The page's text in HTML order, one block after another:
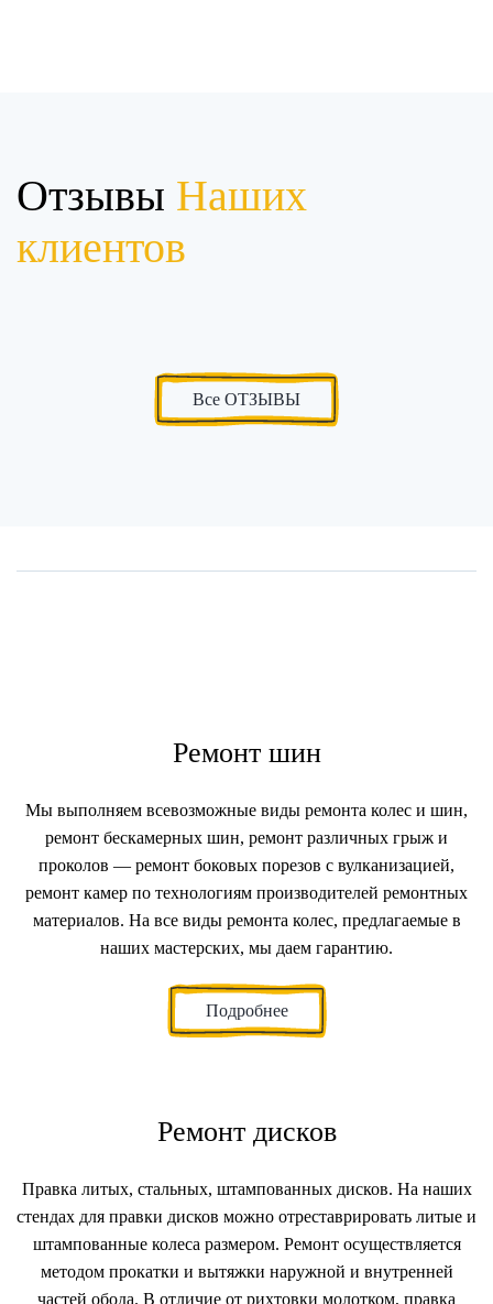
Отзывы Наших
клиентов
Все ОТЗЫВЫ
Ремонт шин
Мы выполняем всевозможные виды ремонта колес и шин,
ремонт бескамерных шин, ремонт различных грыж и
проколов — ремонт боковых порезов с вулканизацией,
ремонт камер по технологиям производителей ремонтных
материалов. На все виды ремонта колес, предлагаемые в
наших мастерских, мы даем гарантию.
Подробнее
Ремонт дисков
Правка литых, стальных, штампованных дисков. На наших
стендах для правки дисков можно отреставрировать литые и
штампованные колеса размером. Ремонт осуществляется
методом прокатки и вытяжки наружной и внутренней
частей обода. В отличие от рихтовки молотком, правка